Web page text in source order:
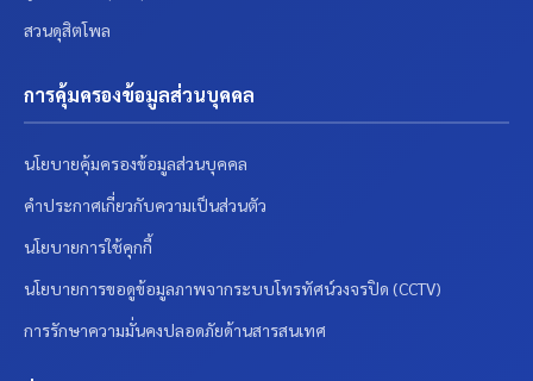
สวนดุสิตโพล
การคุ้มครองข้อมูลส่วนบุคคล
นโยบายคุ้มครองข้อมูลส่วนบุคคล
คำประกาศเกี่ยวกับความเป็นส่วนตัว
นโยบายการใช้คุกกี้
นโยบายการขอดูข้อมูลภาพจากระบบโทรทัศน์วงจรปิด (CCTV)
การรักษาความมั่นคงปลอดภัยด้านสารสนเทศ